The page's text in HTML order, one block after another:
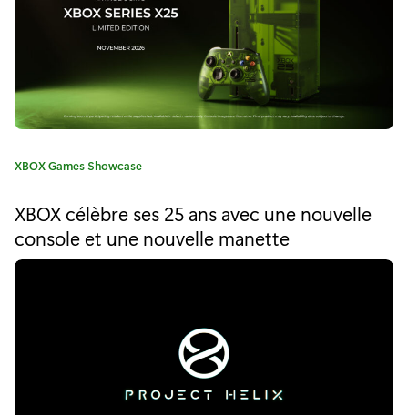
"
O
p
t
i
s
o
u
C
é
g
o
XBOX Games Showcase
XBOX célèbre ses 25 ans avec une nouvelle
console et une nouvelle manette